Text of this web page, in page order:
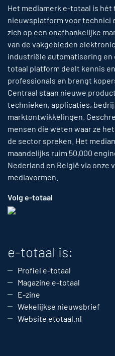
Het mediamerk e-totaal is hét
nieuwsplatform voor technici
zich op een onafhankelijke
van de vakgebieden
industriële automatisering
totaal platform deelt kennis
professionals en brengt
Centraal staan nieuwe
technieken, applicaties,
marktontwikkelingen.
mensen die weten waar ze
de sector spreken. Het
maandelijks ruim 50,000
Nederland en België via onze
mediavormen.
Volg e-totaal
e-totaal is:
Profiel e-totaal
Magazine e-totaal
E-zine
Wekelijkse nieuwsbrief
Website etotaal.nl